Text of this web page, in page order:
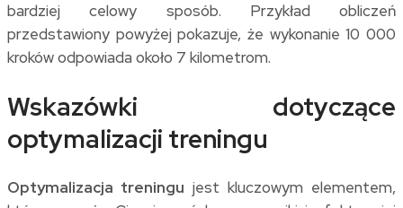
bardziej celowy sposób. Przykład obliczeń
przedstawiony powyżej pokazuje, że wykonanie 10 000
kroków odpowiada około 7 kilometrom.
Wskazówki dotyczące
optymalizacji treningu
Optymalizacja treningu jest kluczowym elementem,